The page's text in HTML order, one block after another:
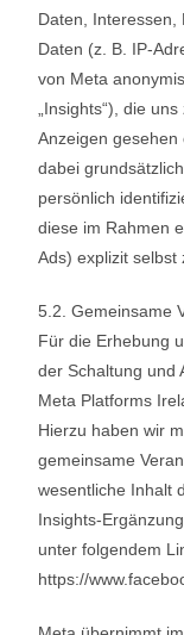
Daten, Interessen,
Daten (z. B. IP-
von Meta
„Insights“), die
Anzeigen
dabei
persönlich
diese im Rahmen
Ads) explizit selbst
5.2. Gemeinsame
Für die Erhebung
der Schaltung und
Meta Platforms
Hierzu haben wir
gemeinsame
wesentliche Inhalt
Insights-
unter folgendem
https://